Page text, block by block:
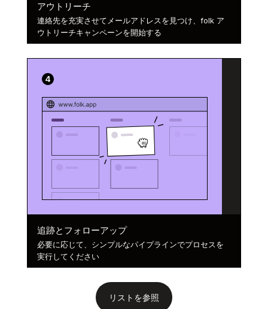
アウトリーチ
連絡先を充実させてメールアドレスを見つけ、folk ア
ウトリーチキャンペーンを開始する
追跡とフォローアップ
必要に応じて、シンプルなパイプラインでプロセスを
実行してください
リストを参照